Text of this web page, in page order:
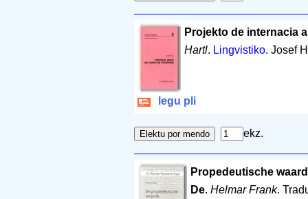
Projekto de internacia
Hartl. Lingvistiko. Josef
legu pli
ekz.
Propedeutische
De. Helmar Frank.